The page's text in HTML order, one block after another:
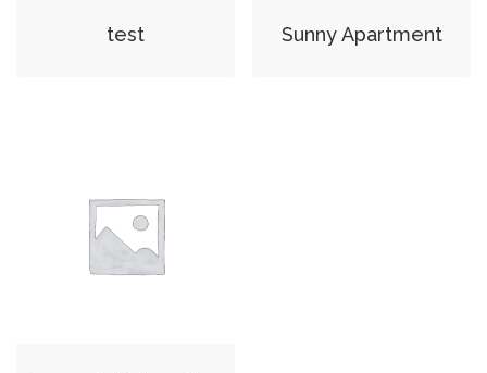
test Sunny Apartment